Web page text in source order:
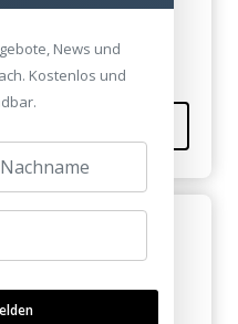
am 27. Juni 2013
News und
Kostenlos und